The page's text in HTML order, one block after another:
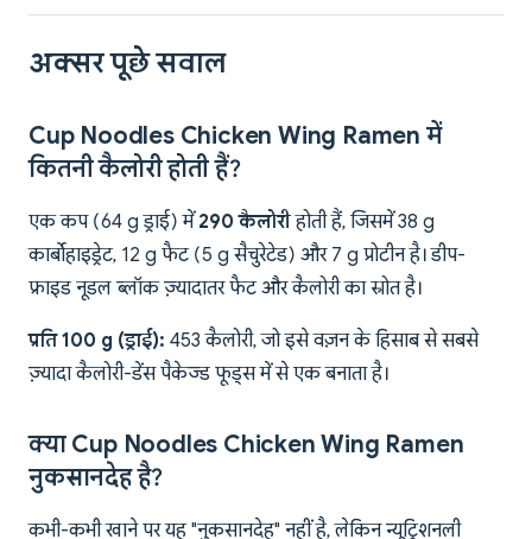
अक्सर पूछे सवाल
Cup Noodles Chicken Wing Ramen में
कितनी कैलोरी होती हैं?
एक कप (64 g ड्राई) में 290 कैलोरीहोती हैं, जिसमें 38 g
कार्बोहाइड्रेट, 12 g फैट (5 g सैचुरेटेड) और 7 g प्रोटीन है। डीप-
फ्राइड नूडल ब्लॉक ज़्यादातर फैट और कैलोरी का स्रोत है।
प्रति 100 g (ड्राई): 453 कैलोरी, जो इसे वज़न के हिसाब से सबसे
ज़्यादा कैलोरी-डेंस पैकेज्ड फूड्स में से एक बनाता है।
क्या Cup Noodles Chicken Wing Ramen
नुकसानदेह है?
कभी-कभी खाने पर यह "नुकसानदेह" नहीं है, लेकिन न्यूट्रिशनली